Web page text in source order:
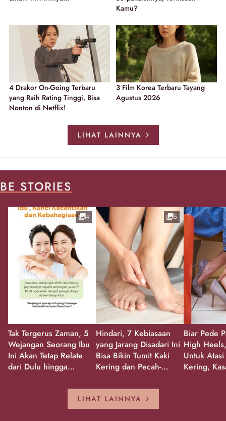
Kamu?
4 Drakor On-Going Terbaru
yang Raih Rating Tinggi, Bisa
Nonton di Netflix!
3 Film Korea Terbaru Tayang
Agustus 2026
LIHAT LAINNYA
BE STORIES
Tak Tergerus Zaman, 5
Wejangan Seorang Ibu
Ini Akan Tetap Relate
dari Dulu hingga
4
Hindari, 7 Kebiasaan
yang Jarang Disadari Ini
Bisa Bikin Tumit Kaki
Kering dan Pecah-
5
Biar Pede
High
Untuk
Kering,
LIHAT LAINNYA